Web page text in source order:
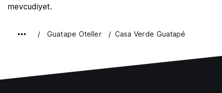
mevcudiyet.
Guatape Oteller Casa Verde Guatapé